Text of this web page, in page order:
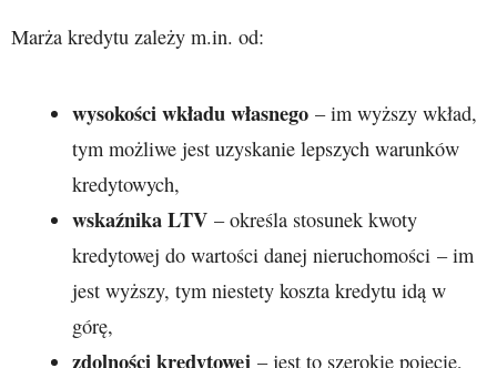
Marża kredytu zależy m.in. od:
wysokości wkładu własnego – im wyższy wkład,
tym możliwe jest uzyskanie lepszych warunków
kredytowych,
wskaźnika LTV – określa stosunek kwoty
kredytowej do wartości danej nieruchomości – im
jest wyższy, tym niestety koszta kredytu idą w
górę,
zdolności kredytowej – jest to szerokie pojęcie,